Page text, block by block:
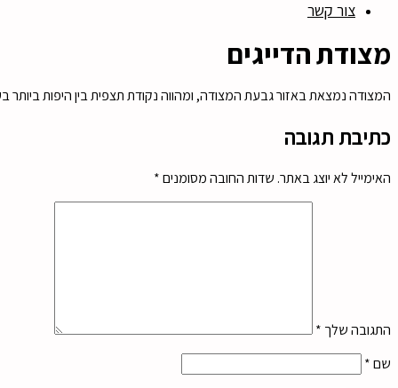
צור קשר
מצודת הדייגים
המצודה נמצאת באזור גבעת המצודה, ומהווה נקודת תצפית בין היפות ביותר
כתיבת תגובה
האימייל לא יוצג באתר. שדות החובה מסומנים*
התגובה שלך *
שם*